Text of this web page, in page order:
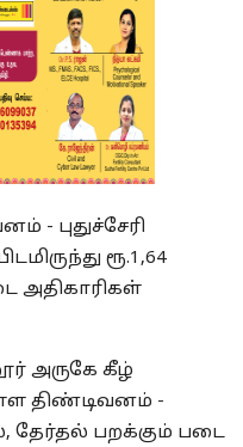
- புதுச்சேரி
ரூ.1,64
அதிகாரிகள்
அருகே கீழ்
திண்டிவனம் -
தேர்தல் பறக்கும் படை